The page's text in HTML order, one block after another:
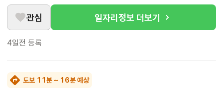
관심 일자리정보 더보기
4일전 등록
도보 11분 ~ 16분 예상